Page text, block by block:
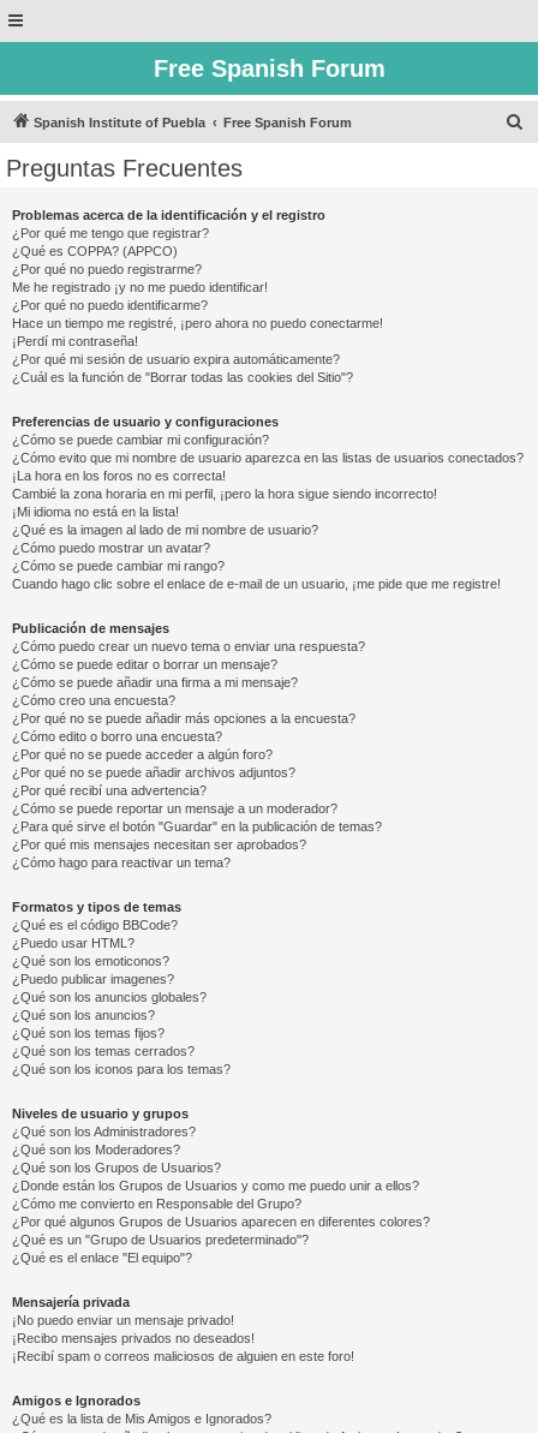
Free Spanish Forum
Spanish Institute of Puebla Free Spanish Forum
Preguntas Frecuentes
Problemas acerca de la identificación y el registro
¿Por qué me tengo que registrar?
¿Qué es COPPA? (APPCO)
¿Por qué no puedo registrarme?
Me he registrado ¡y no me puedo identificar!
¿Por qué no puedo identificarme?
Hace un tiempo me registré, ¡pero ahora no puedo conectarme!
¡Perdí mi contraseña!
¿Por qué mi sesión de usuario expira automáticamente?
¿Cuál es la función de "Borrar todas las cookies del Sitio"?
Preferencias de usuario y configuraciones
¿Cómo se puede cambiar mi configuración?
¿Cómo evito que mi nombre de usuario aparezca en las listas de usuarios conectados?
¡La hora en los foros no es correcta!
Cambié la zona horaria en mi perfil, ¡pero la hora sigue siendo incorrecto!
¡Mi idioma no está en la lista!
¿Qué es la imagen al lado de mi nombre de usuario?
¿Cómo puedo mostrar un avatar?
¿Cómo se puede cambiar mi rango?
Cuando hago clic sobre el enlace de e-mail de un usuario, ¡me pide que me registre!
Publicación de mensajes
¿Cómo puedo crear un nuevo tema o enviar una respuesta?
¿Cómo se puede editar o borrar un mensaje?
¿Cómo se puede añadir una firma a mi mensaje?
¿Cómo creo una encuesta?
¿Por qué no se puede añadir más opciones a la encuesta?
¿Cómo edito o borro una encuesta?
¿Por qué no se puede acceder a algún foro?
¿Por qué no se puede añadir archivos adjuntos?
¿Por qué recibí una advertencia?
¿Cómo se puede reportar un mensaje a un moderador?
¿Para qué sirve el botón "Guardar" en la publicación de temas?
¿Por qué mis mensajes necesitan ser aprobados?
¿Cómo hago para reactivar un tema?
Formatos y tipos de temas
¿Qué es el código BBCode?
¿Puedo usar HTML?
¿Qué son los emoticonos?
¿Puedo publicar imagenes?
¿Qué son los anuncios globales?
¿Qué son los anuncios?
¿Qué son los temas fijos?
¿Qué son los temas cerrados?
¿Qué son los iconos para los temas?
Niveles de usuario y grupos
¿Qué son los Administradores?
¿Qué son los Moderadores?
¿Qué son los Grupos de Usuarios?
¿Donde están los Grupos de Usuarios y como me puedo unir a ellos?
¿Cómo me convierto en Responsable del Grupo?
¿Por qué algunos Grupos de Usuarios aparecen en diferentes colores?
¿Qué es un "Grupo de Usuarios predeterminado"?
¿Qué es el enlace "El equipo"?
Mensajería privada
¡No puedo enviar un mensaje privado!
¡Recibo mensajes privados no deseados!
¡Recibí spam o correos maliciosos de alguien en este foro!
Amigos e Ignorados
¿Qué es la lista de Mis Amigos e Ignorados?